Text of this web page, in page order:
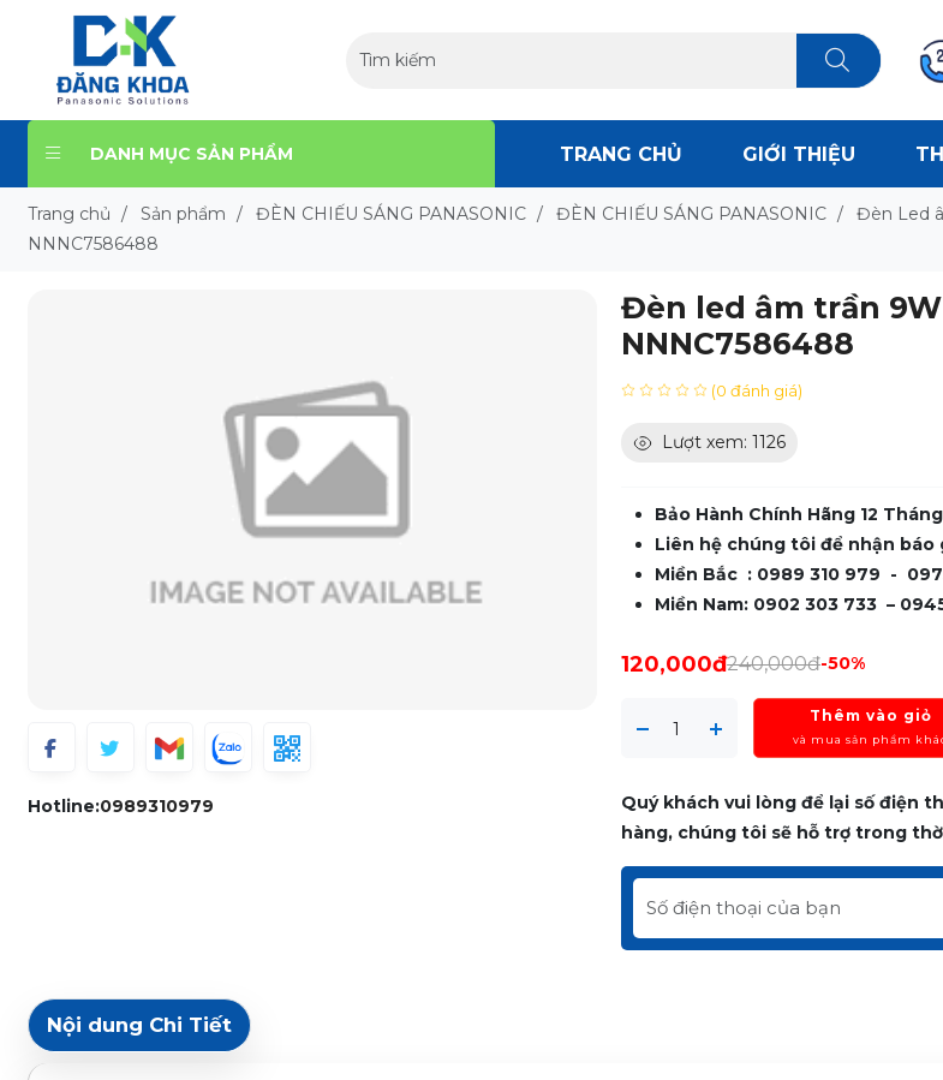
DANH MỤC SẢN PHẨM TRANG CHỦ GIỚI THIỆU
Trang chủ / Sản phẩm / ĐÈN CHIẾU SÁNG PANASONIC / ĐÈN CHIẾU SÁNG PANASONIC / Đèn Led
NNNC7586488
Hotline:0989310979
Đèn led âm trần
NNNC7586488
(0 đánh giá)
Lượt xem: 1126
Bảo Hành Chính Hãng 12 Tháng
Liên hệ chúng tôi để nhận
Miền Bắc : 0989 310 979 -
Miền Nam: 0902 303 733 –
120,000đ240,000đ-50%
Thêm vào giỏ
và mua sản phẩm
Quý khách vui lòng để lại số điện
hàng, chúng tôi sẽ hỗ trợ trong
Nội dung Chi Tiết